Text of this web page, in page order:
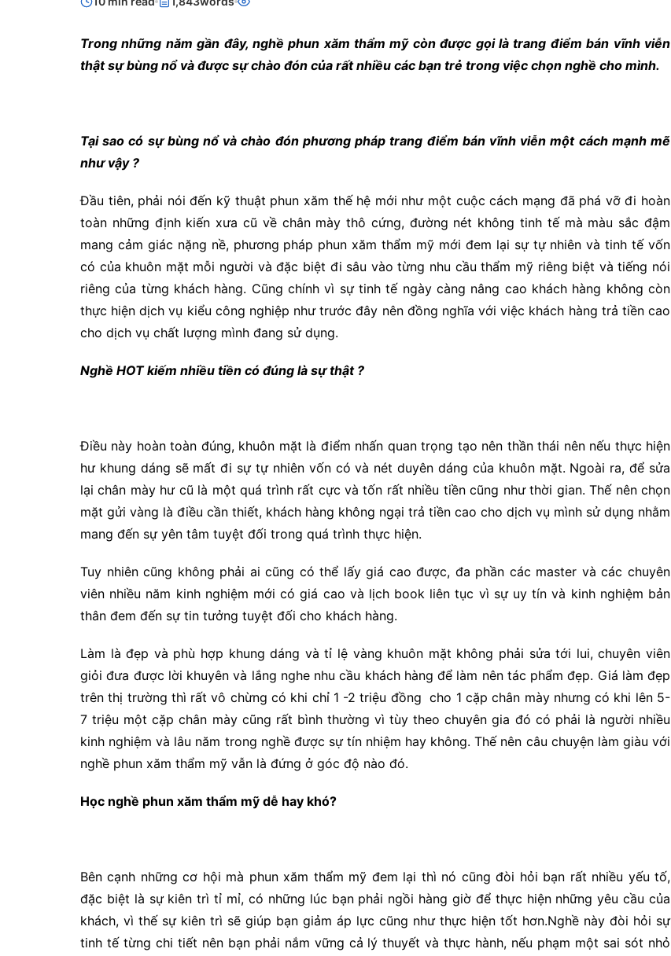
Trong những năm gần đây, nghề phun xăm thẩm mỹ còn được gọi là trang điểm bán vĩnh viễn
thật sự bùng nổ và được sự chào đón của rất nhiều các bạn trẻ trong việc chọn nghề cho mình.
Tại sao có sự bùng nổ và chào đón phương pháp trang điểm bán vĩnh viễn một cách mạnh mẽ
như vậy ?
Đầu tiên, phải nói đến kỹ thuật phun xăm thế hệ mới như một cuộc cách mạng đã phá vỡ đi hoàn
toàn những định kiến xưa cũ về chân mày thô cứng, đường nét không tinh tế mà màu sắc đậm
mang cảm giác nặng nề, phương pháp phun xăm thẩm mỹ mới đem lại sự tự nhiên và tinh tế vốn
có của khuôn mặt mỗi người và đặc biệt đi sâu vào từng nhu cầu thẩm mỹ riêng biệt và tiếng nói
riêng của từng khách hàng. Cũng chính vì sự tinh tế ngày càng nâng cao khách hàng không còn
thực hiện dịch vụ kiểu công nghiệp như trước đây nên đồng nghĩa với việc khách hàng trả tiền cao
cho dịch vụ chất lượng mình đang sử dụng.
Nghề HOT kiếm nhiều tiền có đúng là sự thật ?
Điều này hoàn toàn đúng, khuôn mặt là điểm nhấn quan trọng tạo nên thần thái nên nếu thực hiện
hư khung dáng sẽ mất đi sự tự nhiên vốn có và nét duyên dáng của khuôn mặt. Ngoài ra, để sửa
lại chân mày hư cũ là một quá trình rất cực và tốn rất nhiều tiền cũng như thời gian. Thế nên chọn
mặt gửi vàng là điều cần thiết, khách hàng không ngại trả tiền cao cho dịch vụ mình sử dụng nhằm
mang đến sự yên tâm tuyệt đối trong quá trình thực hiện.
Tuy nhiên cũng không phải ai cũng có thể lấy giá cao được, đa phần các master và các chuyên
viên nhiều năm kinh nghiệm mới có giá cao và lịch book liên tục vì sự uy tín và kinh nghiệm bản
thân đem đến sự tin tưởng tuyệt đối cho khách hàng.
Làm là đẹp và phù hợp khung dáng và tỉ lệ vàng khuôn mặt không phải sửa tới lui, chuyên viên
giỏi đưa được lời khuyên và lắng nghe nhu cầu khách hàng để làm nên tác phẩm đẹp. Giá làm đẹp
trên thị trường thì rất vô chừng có khi chỉ 1 -2 triệu đồng cho 1 cặp chân mày nhưng có khi lên 5-
7 triệu một cặp chân mày cũng rất bình thường vì tùy theo chuyên gia đó có phải là người nhiều
kinh nghiệm và lâu năm trong nghề được sự tín nhiệm hay không. Thế nên câu chuyện làm giàu với
nghề phun xăm thẩm mỹ vẫn là đứng ở góc độ nào đó.
Học nghề phun xăm thẩm mỹ dễ hay khó?
Bên cạnh những cơ hội mà phun xăm thẩm mỹ đem lại thì nó cũng đòi hỏi bạn rất nhiều yếu tố,
đặc biệt là sự kiên trì tỉ mỉ, có những lúc bạn phải ngồi hàng giờ để thực hiện những yêu cầu của
khách, vì thế sự kiên trì sẽ giúp bạn giảm áp lực cũng như thực hiện tốt hơn.Nghề này đòi hỏi sự
tinh tế từng chi tiết nên bạn phải nắm vững cả lý thuyết và thực hành, nếu phạm một sai sót nhỏ